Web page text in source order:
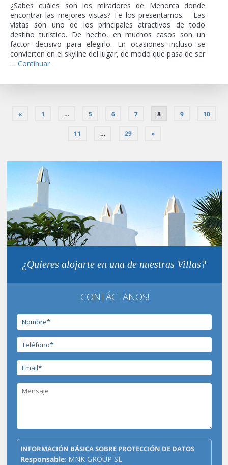
¿Sabes cuáles son los miradores de Menorca donde
encontrar las mejores vistas? Te los presentamos. Las
vistas son uno de los principales atractivos de todo
destino turístico. De hecho, en muchos casos son un
factor decisivo para elegirlo. En ocasiones incluso se
convierten en el skyline del lugar, de modo que pasa de ser
… Continuar
« 1 … 5 6 7 8 9 10
11 … 29 »
¿Quieres alojarte en una de nuestras Villas?
¡CONTÁCTANOS!
INFORMACIÓN BÁSICA SOBRE PROTECCIÓN DE DATOS
Responsable: MNK GROUP SL